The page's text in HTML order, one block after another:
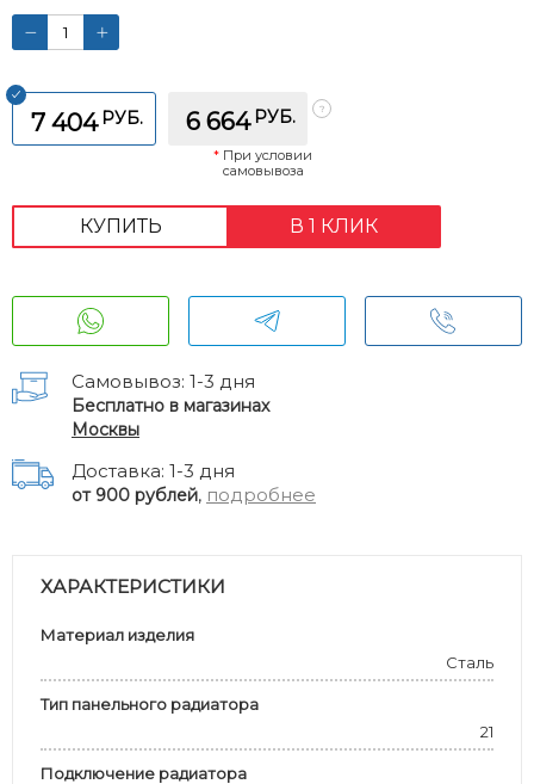
7 404 РУБ. 6 664 РУБ.
* При условии
самовывоза
КУПИТЬ В 1 КЛИК
Самовывоз: 1-3 дня
Бесплатно в магазинах
Москвы
Доставка: 1-3 дня
от 900 рублей, подробнее
ХАРАКТЕРИСТИКИ
Материал изделия
Сталь
Тип панельного радиатора
21
Подключение радиатора